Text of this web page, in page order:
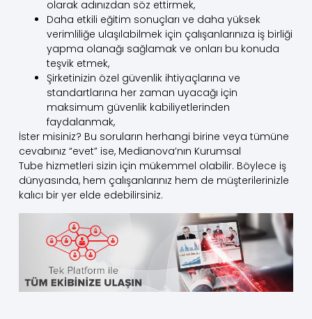
olarak adınızdan söz ettirmek,
Daha etkili eğitim sonuçları ve daha yüksek
verimliliğe ulaşılabilmek için çalışanlarınıza iş birliği
yapma olanağı sağlamak ve onları bu konuda
teşvik etmek,
Şirketinizin özel güvenlik ihtiyaçlarına ve
standartlarına her zaman uyacağı için
maksimum güvenlik kabiliyetlerinden
faydalanmak,
İster misiniz? Bu soruların herhangi birine veya tümüne
cevabınız “evet” ise, Medianova’nın Kurumsal
Tube hizmetleri sizin için mükemmel olabilir. Böylece iş
dünyasında, hem çalışanlarınız hem de müşterilerinizle
kalıcı bir yer elde edebilirsiniz.